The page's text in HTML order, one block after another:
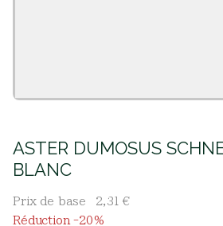
ASTER DUMOSUS
BLANC
Prix de base
2,31 €
Réduction -20%